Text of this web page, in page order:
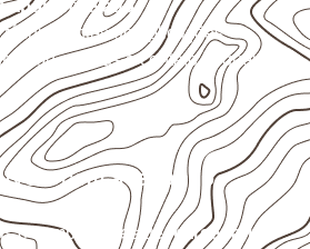
apoio nivelado.
antes de aplicações
ou sujeitas a contato frequente
com avaliação
e componentes de marcenaria